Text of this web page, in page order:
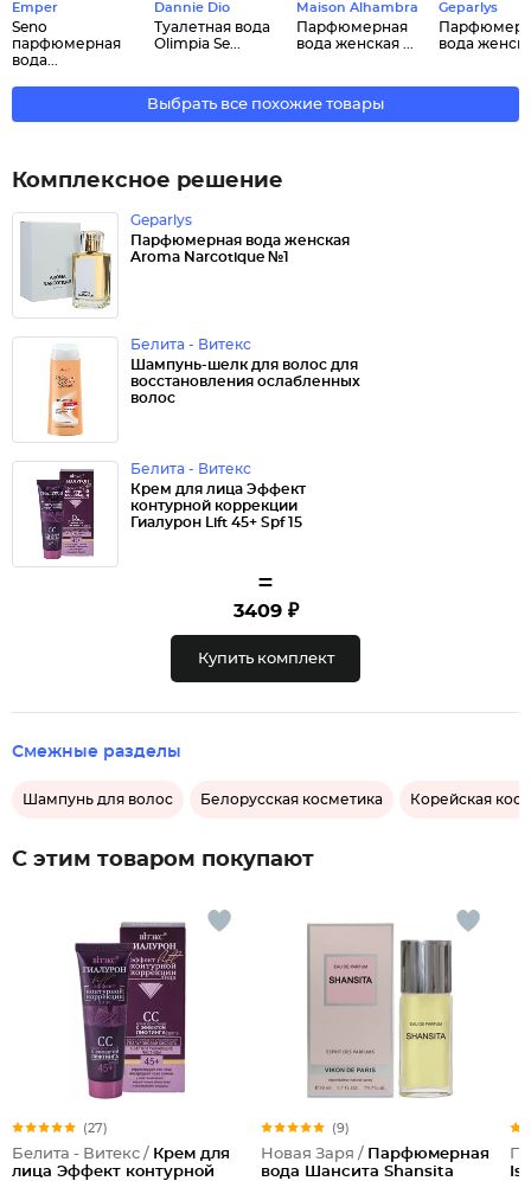
Emper
Seno
парфюмерная
вода...
Dannie Dio
Туалетная вода
Olimpia Se...
Maison Alhambra
Парфюмерная
вода женская ...
Geparlys
вода
Выбрать все похожие товары
Комплексное решение
Geparlys
Парфюмерная вода женская
Aroma Narcotique №1
Белита - Витекс
Шампунь-шелк для волос для
восстановления ослабленных
волос
Белита - Витекс
Крем для лица Эффект
контурной коррекции
Гиалурон Lift 45+ Spf 15
=
3409 ₽
Купить комплект
Смежные разделы
Шампунь для волос Белорусская косметика Корейская
С этим товаром покупают
(27)
Белита - Витекс / Крем для
лица Эффект контурной
(9)
Новая Заря / Парфюмерная
вода Шансита Shansita